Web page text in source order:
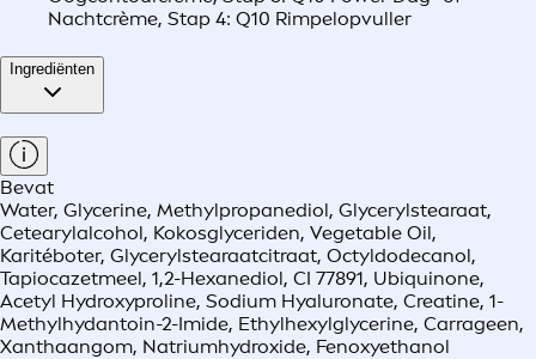
Nachtcrème, Stap 4: Q10 Rimpelopvuller
Ingrediënten
Bevat
Water, Glycerine, Methylpropanediol, Glycerylstearaat,
Cetearylalcohol, Kokosglyceriden, Vegetable Oil,
Karitéboter, Glycerylstearaatcitraat, Octyldodecanol,
Tapiocazetmeel, 1,2-Hexanediol, CI 77891, Ubiquinone,
Acetyl Hydroxyproline, Sodium Hyaluronate, Creatine, 1-
Methylhydantoin-2-Imide, Ethylhexylglycerine, Carrageen,
Xanthaangom, Natriumhydroxide, Fenoxyethanol